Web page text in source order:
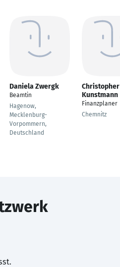
Daniela Zwergk
Beamtin
Hagenow,
Mecklenburg-
Vorpommern,
Deutschland
Christopher
Kunstmann
Finanzplaner
Chemnitz